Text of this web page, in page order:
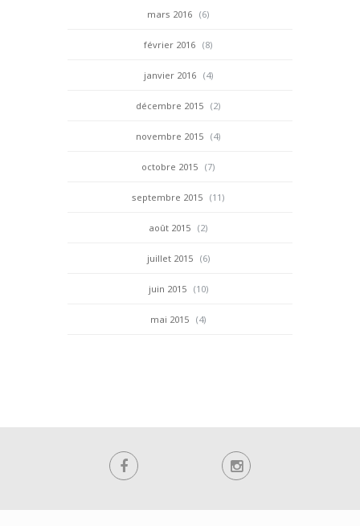
mars 2016 (6)
février 2016 (8)
janvier 2016 (4)
décembre 2015 (2)
novembre 2015 (4)
octobre 2015 (7)
septembre 2015 (11)
août 2015 (2)
juillet 2015 (6)
juin 2015 (10)
mai 2015 (4)